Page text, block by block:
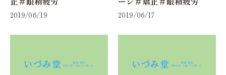
2019/06/19 2019/06/17